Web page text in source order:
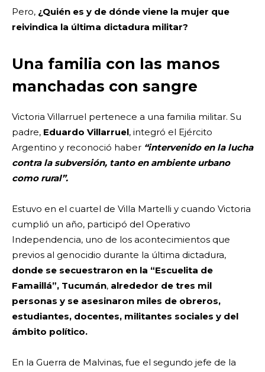
Pero, ¿Quién es y de dónde viene la mujer que
reivindica la última dictadura militar?
Una familia con las manos
manchadas con sangre
Victoria Villarruel pertenece a una familia militar. Su
padre, Eduardo Villarruel, integró el Ejército
Argentino y reconoció haber “intervenido en la lucha
contra la subversión, tanto en ambiente urbano
como rural”.
Estuvo en el cuartel de Villa Martelli y cuando Victoria
cumplió un año, participó del Operativo
Independencia, uno de los acontecimientos que
previos al genocidio durante la última dictadura,
donde se secuestraron en la “Escuelita de
Famaillá”, Tucumán, alrededor de tres mil
personas y se asesinaron miles de obreros,
estudiantes, docentes, militantes sociales y del
ámbito político.
En la Guerra de Malvinas, fue el segundo jefe de la